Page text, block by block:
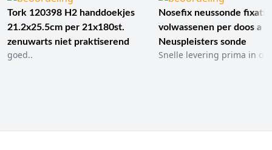
Tork 120398 H2 handdoekjes
21.2x25.5cm per 21x180st.
zenuwarts niet praktiserend
goed..
Nosefix neussonde
volwassenen per doos a
Neuspleisters sonde
Snelle levering prima in